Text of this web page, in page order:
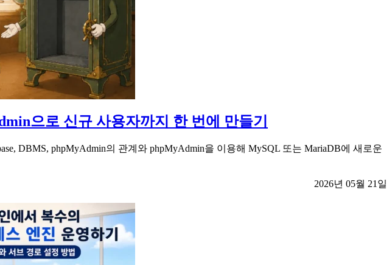
으로 신규 사용자까지 한 번에 만들기
DBMS, phpMyAdmin의 관계와 phpMyAdmin을 이용해 MySQL 또는 MariaDB에 새로운
2026년 05월 21일